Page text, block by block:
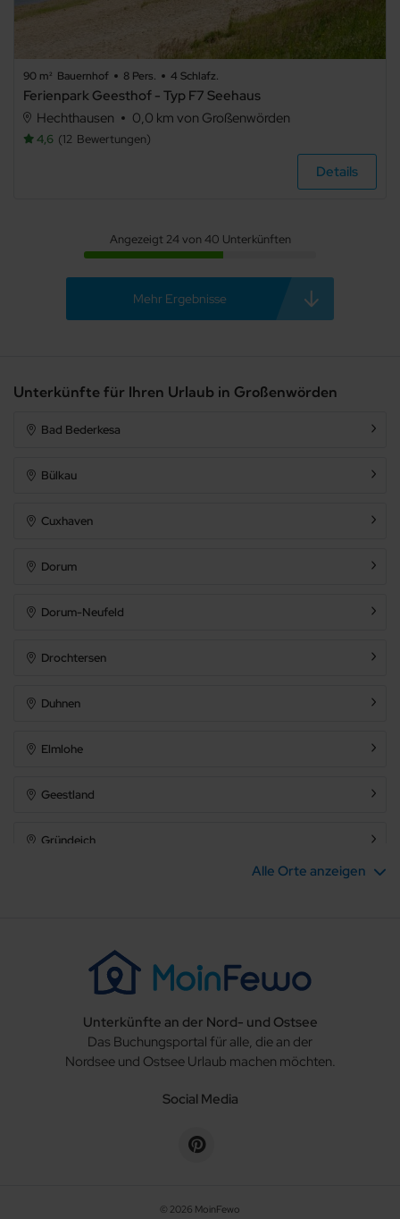
90 m² Bauernhof 8 Pers. 4 Schlafz.
Ferienpark Geesthof - Typ F7 Seehaus
Hechthausen
0,0 km von Großenwörden
4,6 12 Bewertungen
Details
Angezeigt 24 von 40 Unterkünften
Mehr Ergebnisse
Unterkünfte für Ihren Urlaub in Großenwörden
Bad Bederkesa
Bülkau
Cuxhaven
Dorum
Dorum-Neufeld
Drochtersen
Duhnen
Elmlohe
Geestland
Gründeich
Hechthausen
Hemmoor
Holste
Alle Orte anzeigen
Unterkünfte an der Nord- und Ostsee
Das Buchungsportal für alle, die an der
Nordsee und Ostsee Urlaub machen möchten.
Social Media
© 2026 MoinFewo